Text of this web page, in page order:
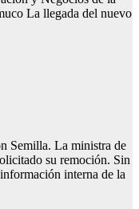
La llegada del nuevo
Semilla. La ministra de
su remoción. Sin
interna de la